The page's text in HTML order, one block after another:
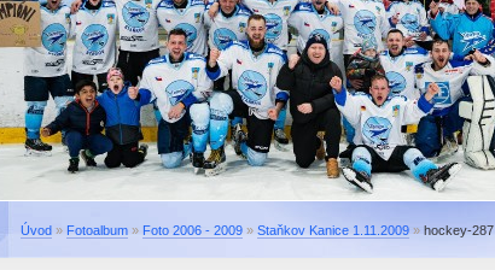
Úvod » Fotoalbum » Foto 2006 - 2009 » Staňkov Kanice 1.11.2009 » hockey-287